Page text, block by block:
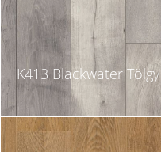
K413 Blackwater